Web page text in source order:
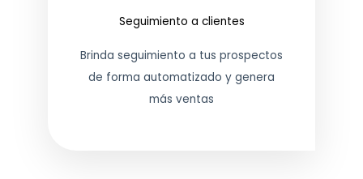
Seguimiento a clientes
Brinda seguimiento a tus prospectos
de forma automatizado y genera
más ventas